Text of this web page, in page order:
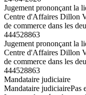
Jugement prononçant la
Centre d'Affaires Dillon
de commerce dans les
444528863
Jugement prononçant la
Centre d'Affaires Dillon
de commerce dans les
444528863
Mandataire judiciaire
Mandataire judiciairePas